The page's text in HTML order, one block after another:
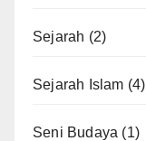
Sejarah (2)
Sejarah Islam (4)
Seni Budaya (1)